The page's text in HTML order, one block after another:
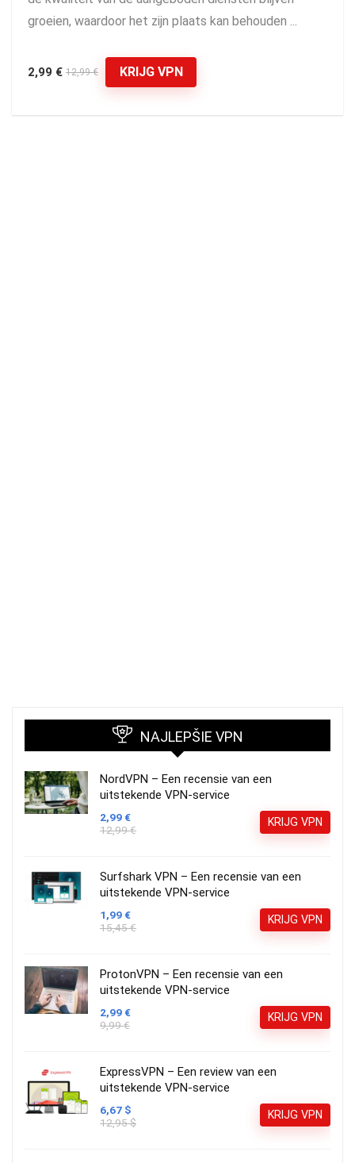
groeien, waardoor het zijn plaats kan behouden ...
2,99 € 12,99 € KRIJG VPN
NAJLEPŠIE VPN
NordVPN – Een recensie van een
uitstekende VPN-service
2,99 €
12,99 €
KRIJG VPN
Surfshark VPN – Een recensie van een
uitstekende VPN-service
1,99 €
15,45 €
KRIJG VPN
ProtonVPN – Een recensie van een
uitstekende VPN-service
2,99 €
9,99 €
KRIJG VPN
ExpressVPN – Een review van een
uitstekende VPN-service
6,67 $
12,95 $
KRIJG VPN